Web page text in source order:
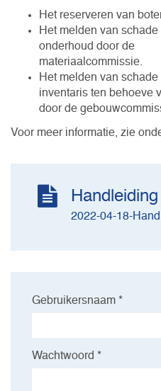
Het reserveren van
Het melden van
onderhoud door de
materiaalcommissie.
Het melden van
inventaris ten behoeve
door de
Voor meer informatie, zie
2022-04-18-
Gebruikersnaam *
Wachtwoord *